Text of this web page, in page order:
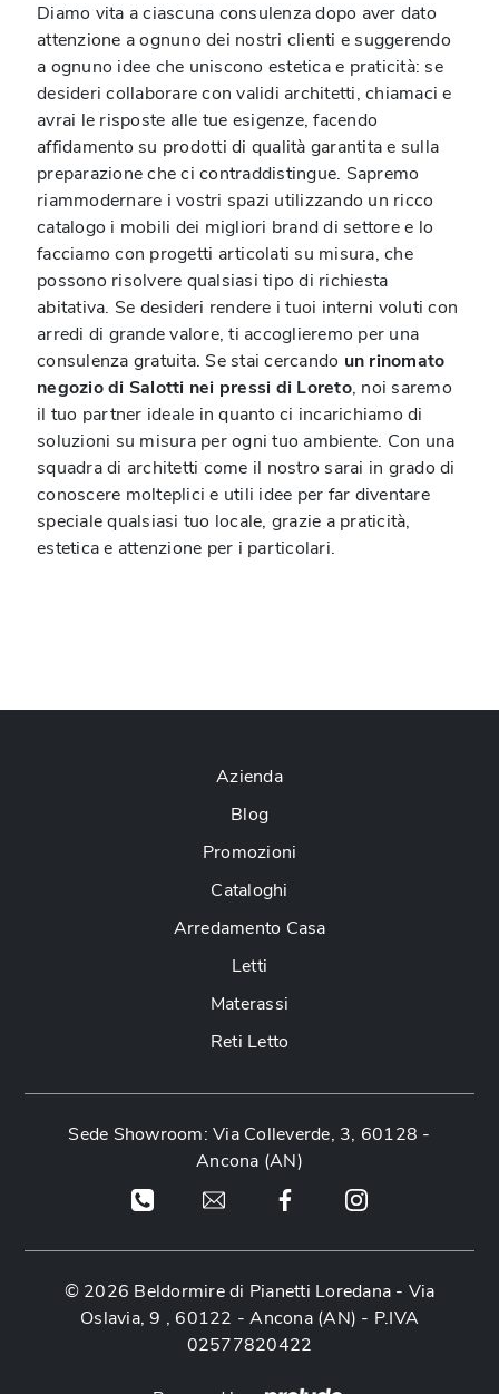
Diamo vita a ciascuna consulenza dopo aver dato
attenzione a ognuno dei nostri clienti e suggerendo
a ognuno idee che uniscono estetica e praticità: se
desideri collaborare con validi architetti, chiamaci e
avrai le risposte alle tue esigenze, facendo
affidamento su prodotti di qualità garantita e sulla
preparazione che ci contraddistingue. Sapremo
riammodernare i vostri spazi utilizzando un ricco
catalogo i mobili dei migliori brand di settore e lo
facciamo con progetti articolati su misura, che
possono risolvere qualsiasi tipo di richiesta
abitativa. Se desideri rendere i tuoi interni voluti con
arredi di grande valore, ti accoglieremo per una
consulenza gratuita. Se stai cercando un rinomato
negozio di Salotti nei pressi di Loreto, noi saremo
il tuo partner ideale in quanto ci incarichiamo di
soluzioni su misura per ogni tuo ambiente. Con una
squadra di architetti come il nostro sarai in grado di
conoscere molteplici e utili idee per far diventare
speciale qualsiasi tuo locale, grazie a praticità,
estetica e attenzione per i particolari.
Azienda
Blog
Promozioni
Cataloghi
Arredamento Casa
Letti
Materassi
Reti Letto
Sede Showroom: Via Colleverde, 3, 60128 -
Ancona (AN)
© 2026 Beldormire di Pianetti Loredana - Via
Oslavia, 9 , 60122 - Ancona (AN) - P.IVA
02577820422